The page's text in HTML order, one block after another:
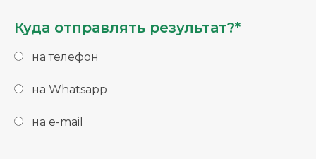
Куда отправлять результат?*
на телефон
на Whatsapp
на e-mail